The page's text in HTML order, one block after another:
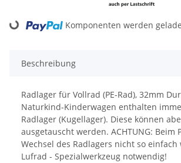
Loading... Komponenten werden
Beschreibung
Radlager für Vollrad (PE-Rad), 32mm
Naturkind-Kinderwagen enthalten
Radlager (Kugellager). Diese können
ausgetauscht werden. ACHTUNG: Beim
Wechsel des Radlagers nicht so einfach
Lufrad - Spezialwerkzeug notwendig!